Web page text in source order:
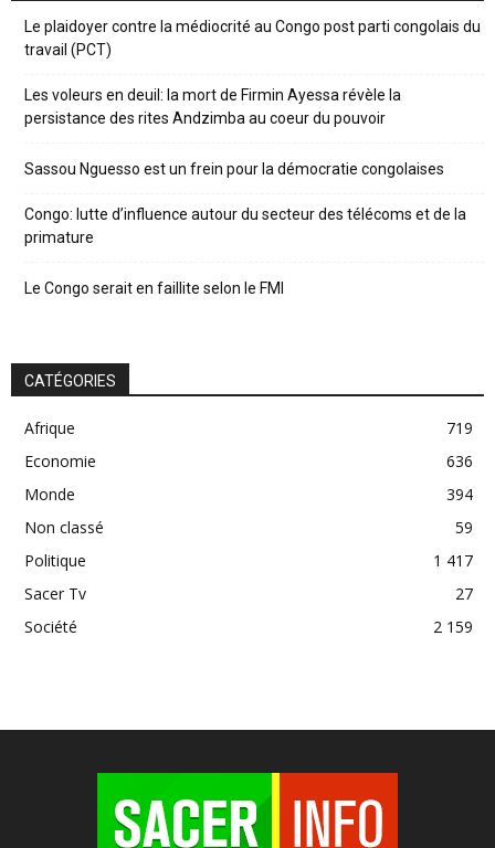
Le plaidoyer contre la médiocrité au Congo post parti congolais du
travail (PCT)
Les voleurs en deuil: la mort de Firmin Ayessa révèle la
persistance des rites Andzimba au coeur du pouvoir
Sassou Nguesso est un frein pour la démocratie congolaises
Congo: lutte d’influence autour du secteur des télécoms et de la
primature
Le Congo serait en faillite selon le FMI
CATÉGORIES
Afrique
719
Economie
636
Monde
394
Non classé
59
Politique
1 417
Sacer Tv
27
Société
2 159